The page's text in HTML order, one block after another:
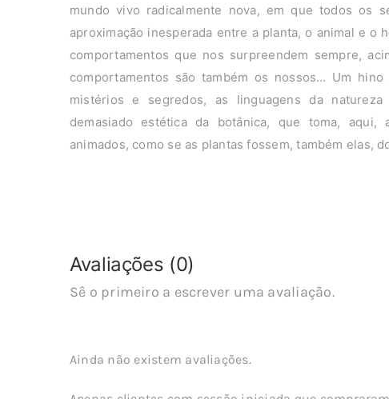
mundo vivo radicalmente nova, em que todos os
aproximação inesperada entre a planta, o animal e o
comportamentos que nos surpreendem sempre,
comportamentos são também os nossos… Um
mistérios e segredos, as linguagens da natureza
demasiado estética da botânica, que toma, aqui,
animados, como se as plantas fossem, também elas,
Avaliações (0)
Sê o primeiro a escrever uma avaliação.
Ainda não existem avaliações.